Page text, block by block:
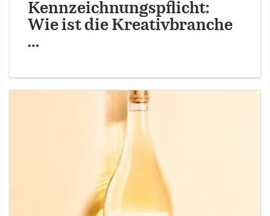
Kennzeichnungspflicht:
Wie ist die Kreativbranche
…